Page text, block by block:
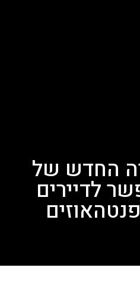
החדש של
לדיירים